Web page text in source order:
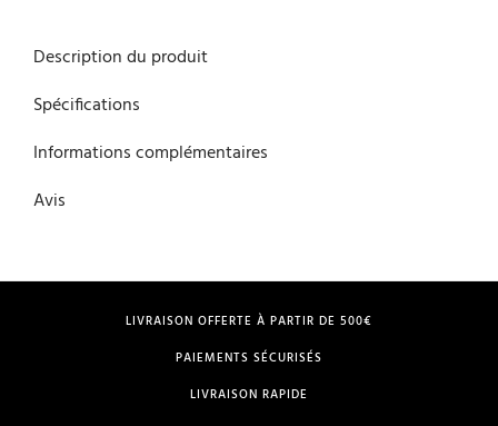
Description du produit
Spécifications
Informations complémentaires
Avis
LIVRAISON OFFERTE À PARTIR DE 500€
PAIEMENTS SÉCURISÉS
LIVRAISON RAPIDE